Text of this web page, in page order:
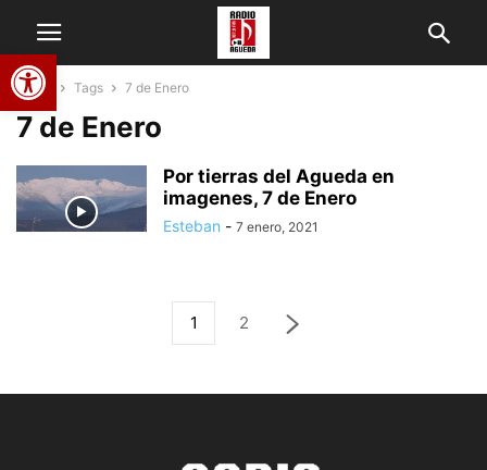
Abrir barra de herramientas
Home Tags 7 de Enero
7 de Enero
Por tierras del Agueda en
imagenes, 7 de Enero
Esteban - 7 enero, 2021
1 2